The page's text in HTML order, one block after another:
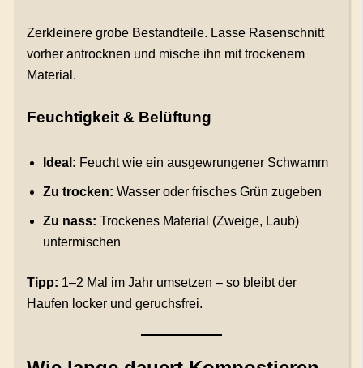
Zerkleinere grobe Bestandteile. Lasse Rasenschnitt
vorher antrocknen und mische ihn mit trockenem
Material.
Feuchtigkeit & Belüftung
Ideal: Feucht wie ein ausgewrungener Schwamm
Zu trocken: Wasser oder frisches Grün zugeben
Zu nass: Trockenes Material (Zweige, Laub)
untermischen
Tipp: 1–2 Mal im Jahr umsetzen – so bleibt der
Haufen locker und geruchsfrei.